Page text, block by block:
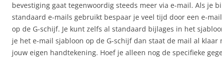
bevestiging gaat tegenwoordig steeds meer via e-mail. Als je
standaard e-mails gebruikt bespaar je veel tijd door een e-
op de G-schijf. Je kunt zelfs al standaard bijlages in het
je het e-mail sjabloon op de G-schijf dan staat de mail al klaar
jouw eigen handtekening. Hoef je alleen nog de specifieke